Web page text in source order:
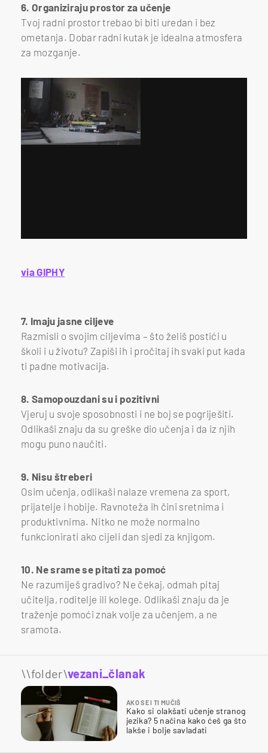
6. Organiziraju prostor za učenje
Tvoj radni prostor trebao bi biti uredan i bez
ometanja. Dobar radni kutak je idealna atmosfera
za mozganje.
via GIPHY
7. Imaju jasne ciljeve
Razmisli o svojim ciljevima – što želiš postići u
školi i u životu? Zapiši ih i pročitaj ih svaki put kada
ti padne motivacija.
8. Samopouzdani su i pozitivni
Vjeruj u svoje sposobnosti i ne boj se pogriješiti.
Odlikaši znaju da su greške dio učenja i da iz njih
mogu puno naučiti.
9. Nisu štreberi
Osim učenja, odlikaši nalaze vremena za sport,
prijatelje i hobije. Ravnoteža ih čini sretnima i
produktivnima. Nitko ne može normalno
funkcionirati ako cijeli dan sjedi za knjigom.
10. Ne srame se pitati za pomoć
Ne razumiješ gradivo? Ne čekaj, odmah pitaj
učitelja, roditelje ili kolege. Odlikaši znaju da je
traženje pomoći znak volje za učenjem, a ne
sramota.
\\folder\vezani_članak
AKO SE I TI MUČIŠ
Kako si olakšati učenje stranog
jezika? 5 načina kako ćeš ga što
lakše i bolje savladati